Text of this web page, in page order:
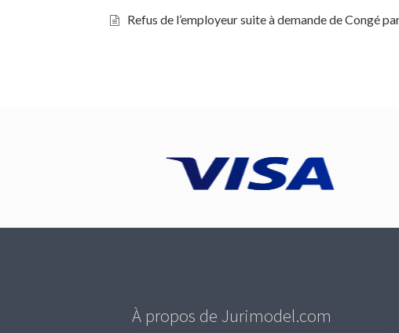
Refus de l’employeur suite à demande de Congé
À propos de Jurimodel.com